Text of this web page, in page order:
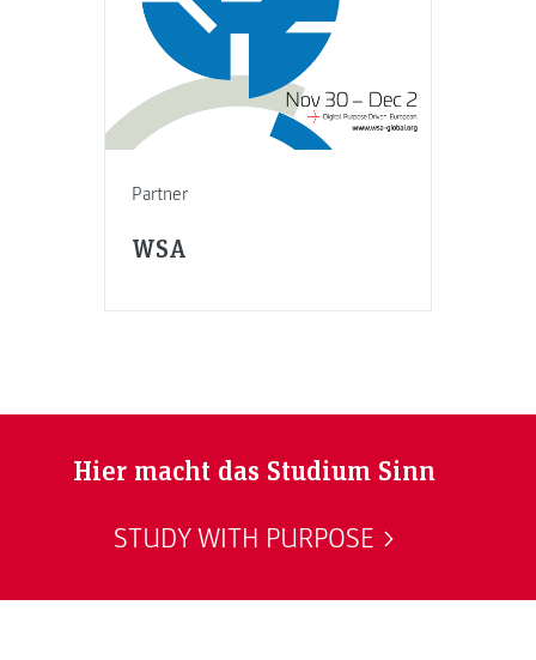
Partner
WSA
Hier macht das Studium Sinn
STUDY WITH PURPOSE